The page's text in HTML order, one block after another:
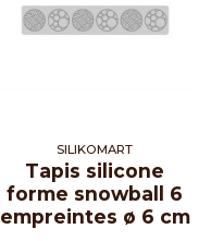
SILIKOMART
Tapis silicone
forme snowball 6
empreintes ø 6 cm